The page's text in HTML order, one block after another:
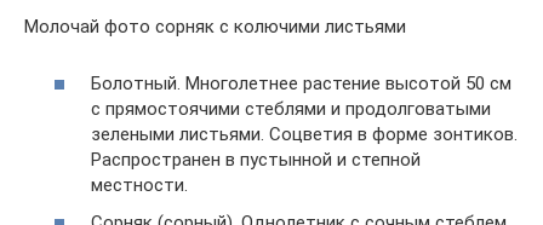
Молочай фото сорняк с колючими листьями
Болотный. Многолетнее растение высотой 50 см
с прямостоячими стеблями и продолговатыми
зелеными листьями. Соцветия в форме зонтиков.
Распространен в пустынной и степной
местности.